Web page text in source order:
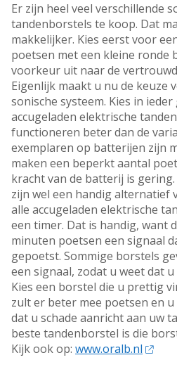
Er zijn heel veel verschillende
tandenborstels te koop. Dat
makkelijker. Kies eerst voor
poetsen met een kleine ronde
voorkeur uit naar de
Eigenlijk maakt u nu de keuze
sonische systeem. Kies in
accugeladen elektrische
functioneren beter dan de
exemplaren op batterijen zijn
maken een beperkt aantal
kracht van de batterij is
zijn wel een handig alternatief
alle accugeladen elektrische
een timer. Dat is handig, want
minuten poetsen een signaal
gepoetst. Sommige borstels
een signaal, zodat u weet dat
Kies een borstel die u prettig
zult er beter mee poetsen en
dat u schade aanricht aan uw
beste tandenborstel is die
Kijk ook op: www.oralb.nl